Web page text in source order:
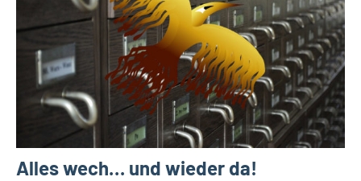
Alles wech… und wieder da!